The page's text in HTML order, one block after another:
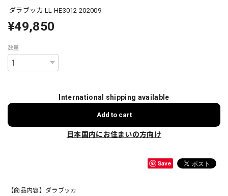
ダラブッカ LL HE3012 202009
¥49,850
数量
International shipping available
Add to cart
日本国内にお住まいの方向け
Save
【商品内容】ダラブッカ